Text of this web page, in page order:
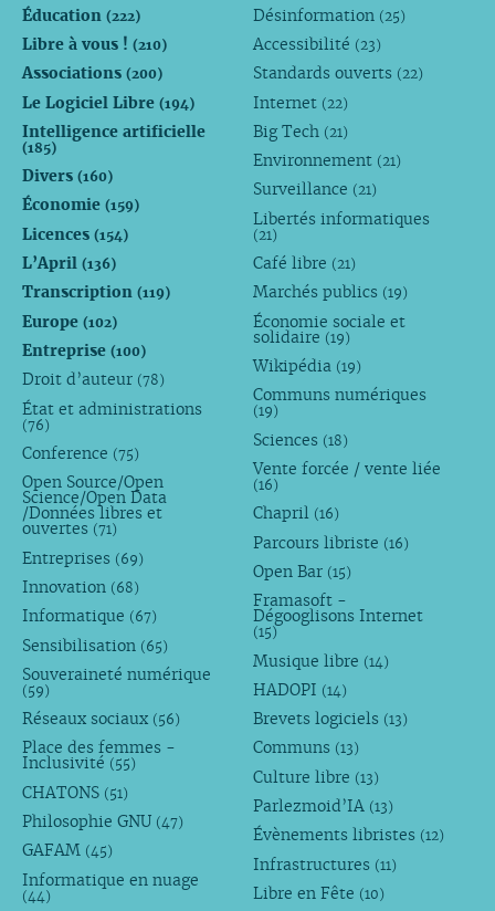
Éducation (222)
Libre à vous ! (210)
Associations (200)
Le Logiciel Libre (194)
Intelligence artificielle
(185)
Divers (160)
Économie (159)
Licences (154)
L’April (136)
Transcription (119)
Europe (102)
Entreprise (100)
Droit d’auteur (78)
État et administrations
(76)
Conference (75)
Open Source/Open
Science/Open Data
/Données libres et
ouvertes (71)
Entreprises (69)
Innovation (68)
Informatique (67)
Sensibilisation (65)
Souveraineté numérique
(59)
Réseaux sociaux (56)
Place des femmes -
Inclusivité (55)
CHATONS (51)
Philosophie GNU (47)
GAFAM (45)
Informatique en nuage
(44)
Désinformation (25)
Accessibilité (23)
Standards ouverts (22)
Internet (22)
Big Tech (21)
Environnement (21)
Surveillance (21)
Libertés informatiques
(21)
Café libre (21)
Marchés publics (19)
Économie sociale et
solidaire (19)
Wikipédia (19)
Communs numériques
(19)
Sciences (18)
Vente forcée / vente liée
(16)
Chapril (16)
Parcours libriste (16)
Open Bar (15)
Framasoft -
Dégooglisons Internet
(15)
Musique libre (14)
HADOPI (14)
Brevets logiciels (13)
Communs (13)
Culture libre (13)
Parlezmoid’IA (13)
Évènements libristes (12)
Infrastructures (11)
Libre en Fête (10)